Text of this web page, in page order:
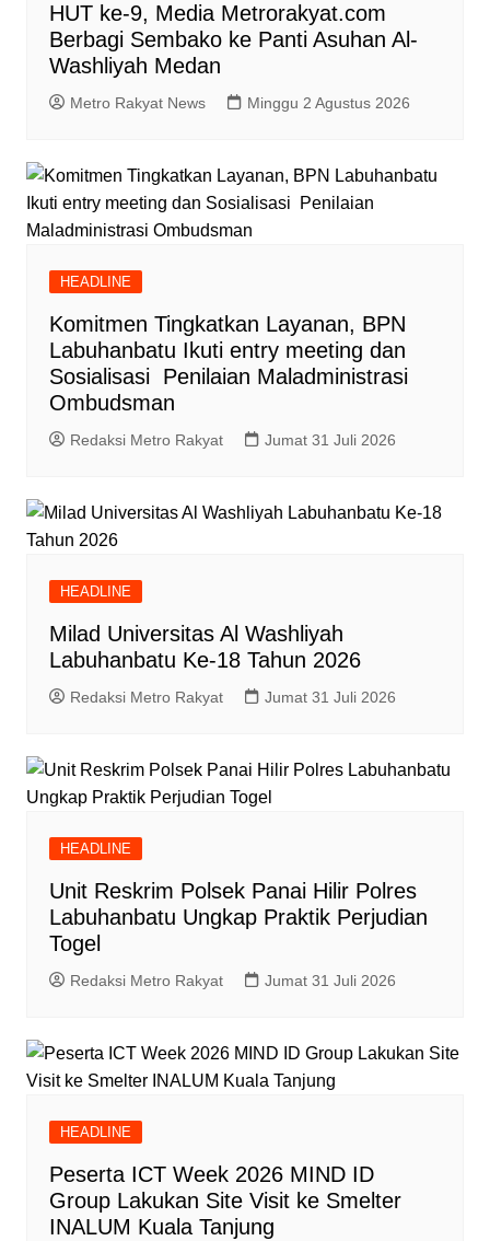
HUT ke-9, Media Metrorakyat.com
Berbagi Sembako ke Panti Asuhan Al-
Washliyah Medan
Metro Rakyat News Minggu 2 Agustus 2026
HEADLINE
Komitmen Tingkatkan Layanan, BPN
Labuhanbatu Ikuti entry meeting dan
Sosialisasi Penilaian Maladministrasi
Ombudsman
Redaksi Metro Rakyat Jumat 31 Juli 2026
HEADLINE
Milad Universitas Al Washliyah
Labuhanbatu Ke-18 Tahun 2026
Redaksi Metro Rakyat Jumat 31 Juli 2026
HEADLINE
Unit Reskrim Polsek Panai Hilir Polres
Labuhanbatu Ungkap Praktik Perjudian
Togel
Redaksi Metro Rakyat Jumat 31 Juli 2026
HEADLINE
Peserta ICT Week 2026 MIND ID
Group Lakukan Site Visit ke Smelter
INALUM Kuala Tanjung